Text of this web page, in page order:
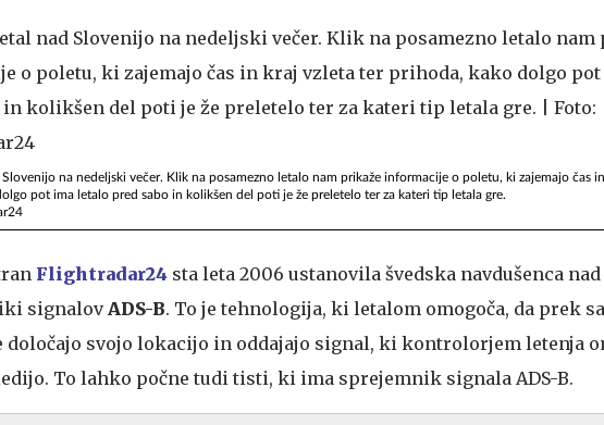
Slovenijo na nedeljski večer. Klik na posamezno letalo nam prikaže informacije o poletu, ki zajemajo čas
pot ima letalo pred sabo in kolikšen del poti je že preletelo ter za kateri tip letala gre.
Flightradar24 sta leta 2006 ustanovila švedska navdušenca nad
signalovADS-B. To je tehnologija, ki letalom omogoča, da prek
določajo svojo lokacijo in oddajajo signal, ki kontrolorjem letenja
To lahko počne tudi tisti, ki ima sprejemnik signala ADS-B.